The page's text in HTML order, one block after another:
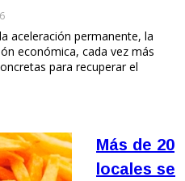
aceleración permanente, la
económica, cada vez más
para recuperar el
Más de 20
locales se